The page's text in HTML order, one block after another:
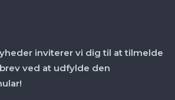
inviterer vi dig til at tilmelde
ved at udfylde den